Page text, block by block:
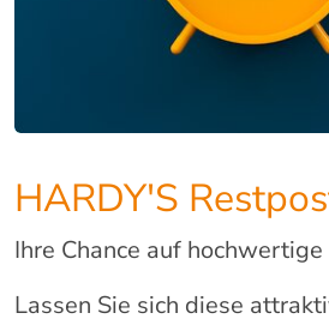
HARDY'S
Ihre Chance auf
Lassen Sie sich diese